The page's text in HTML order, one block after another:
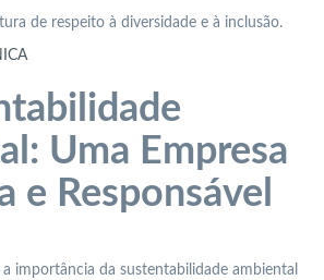
de respeito à diversidade e à inclusão.
Uma Empresa
e Responsável
importância da sustentabilidade ambiental